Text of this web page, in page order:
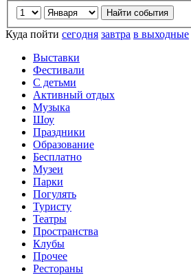
Куда пойти сегодня завтра в выходные
Выставки
Фестивали
С детьми
Активный отдых
Музыка
Шоу
Праздники
Образование
Бесплатно
Музеи
Парки
Погулять
Туристу
Театры
Пространства
Клубы
Прочее
Рестораны